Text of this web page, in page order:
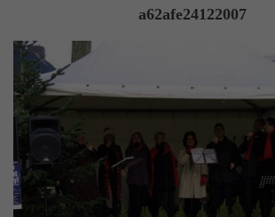
a62afe24122007